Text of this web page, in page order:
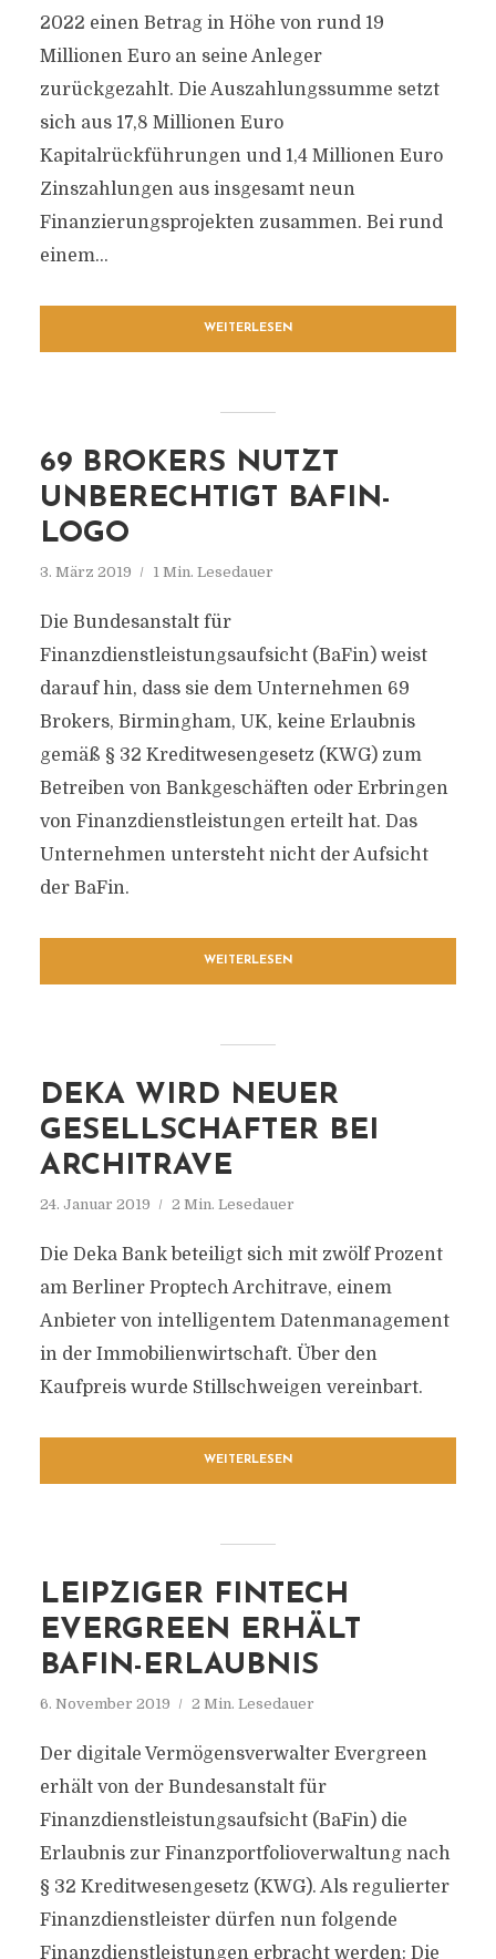
2022 einen Betrag in Höhe von rund 19
Millionen Euro an seine Anleger
zurückgezahlt. Die Auszahlungssumme setzt
sich aus 17,8 Millionen Euro
Kapitalrückführungen und 1,4 Millionen Euro
Zinszahlungen aus insgesamt neun
Finanzierungsprojekten zusammen. Bei rund
einem...
WEITERLESEN
69 BROKERS NUTZT
UNBERECHTIGT BAFIN-
LOGO
3. März 2019 1 Min. Lesedauer
Die Bundesanstalt für
Finanzdienstleistungsaufsicht (BaFin) weist
darauf hin, dass sie dem Unternehmen 69
Brokers, Birmingham, UK, keine Erlaubnis
gemäß § 32 Kreditwesengesetz (KWG) zum
Betreiben von Bankgeschäften oder Erbringen
von Finanzdienstleistungen erteilt hat. Das
Unternehmen untersteht nicht der Aufsicht
der BaFin.
WEITERLESEN
DEKA WIRD NEUER
GESELLSCHAFTER BEI
ARCHITRAVE
24. Januar 2019 2 Min. Lesedauer
Die Deka Bank beteiligt sich mit zwölf Prozent
am Berliner Proptech Architrave, einem
Anbieter von intelligentem Datenmanagement
in der Immobilienwirtschaft. Über den
Kaufpreis wurde Stillschweigen vereinbart.
WEITERLESEN
LEIPZIGER FINTECH
EVERGREEN ERHÄLT
BAFIN-ERLAUBNIS
6. November 2019 2 Min. Lesedauer
Der digitale Vermögensverwalter Evergreen
erhält von der Bundesanstalt für
Finanzdienstleistungsaufsicht (BaFin) die
Erlaubnis zur Finanzportfolioverwaltung nach
§ 32 Kreditwesengesetz (KWG). Als regulierter
Finanzdienstleister dürfen nun folgende
Finanzdienstleistungen erbracht werden: Die